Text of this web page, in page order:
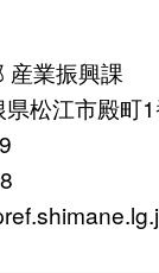
産業振興課
松江市殿町